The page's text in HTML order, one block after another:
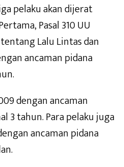
pelaku akan dijerat
Pasal 310 UU
Lalu Lintas dan
ancaman pidana
dengan ancaman
3 tahun. Para pelaku juga
ancaman pidana